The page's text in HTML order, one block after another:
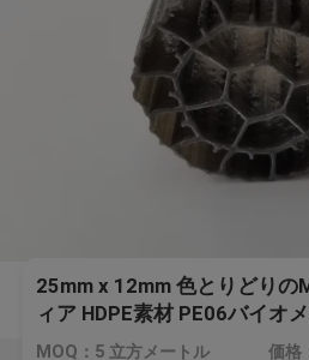
25mm x 12mm 色とりどりの
ィア HDPE素材 PE06バイオ
MOQ：5 立方メートル 価格